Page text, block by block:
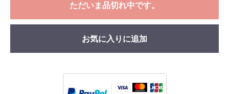
ただいま品切れ中です。
お気に入りに追加